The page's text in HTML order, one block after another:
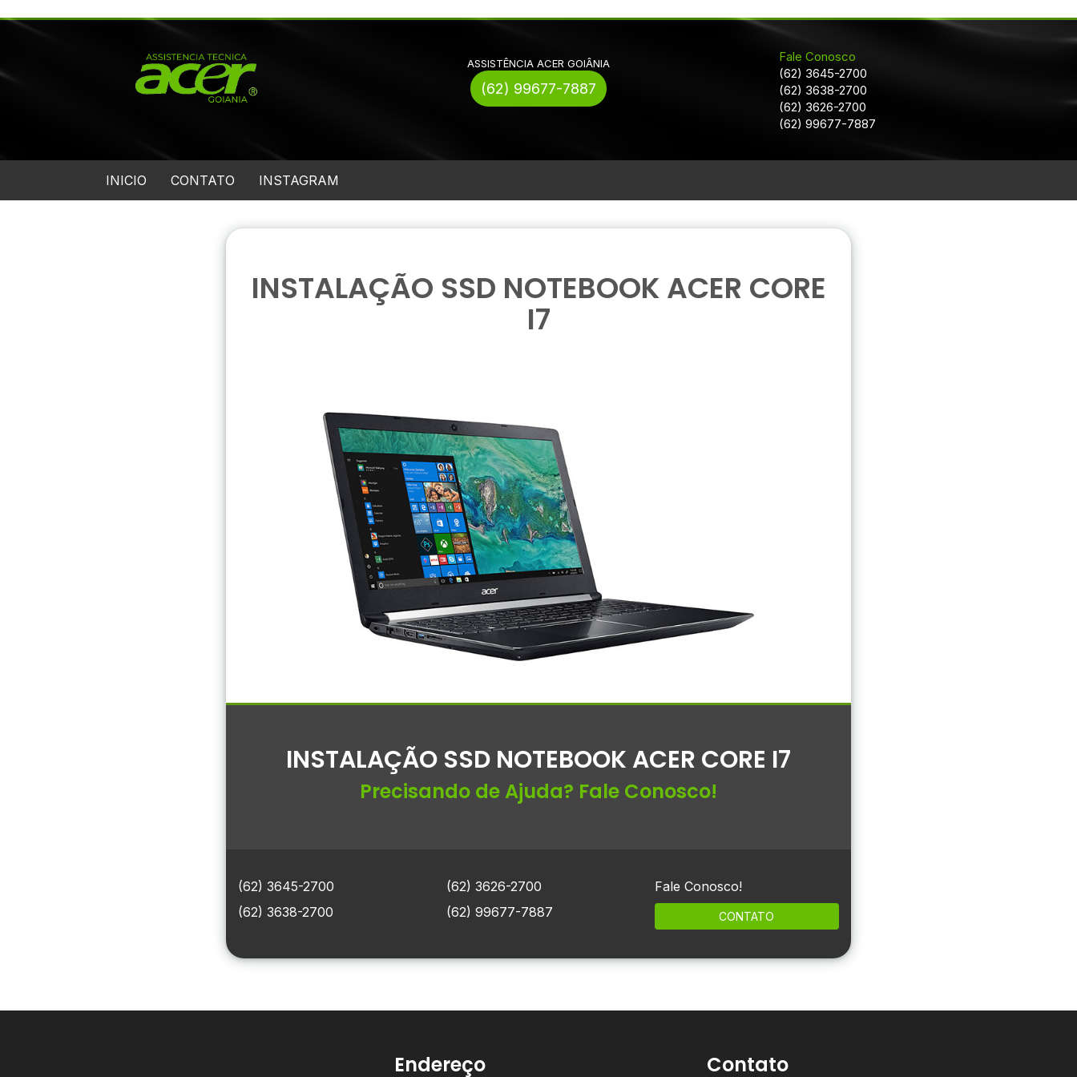
ASSISTÊNCIA ACER GOIÂNIA
(62) 99677-7887
Fale Conosco
(62) 3645-2700
(62) 3638-2700
(62) 3626-2700
(62) 99677-7887
INICIO CONTATO INSTAGRAM
INSTALAÇÃO SSD NOTEBOOK ACER CORE
I7
INSTALAÇÃO SSD NOTEBOOK ACER CORE I7
Precisando de Ajuda? Fale Conosco!
(62) 3645-2700
(62) 3638-2700
(62) 3626-2700
(62) 99677-7887
Fale Conosco!
CONTATO
Endereço Contato